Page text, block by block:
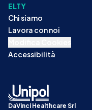
ELTY
Chi siamo
Lavora con noi
Accessibilità
DaVinci Healthcare Srl